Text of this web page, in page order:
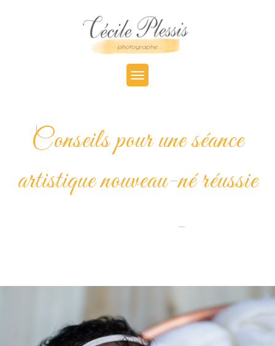
Conseils pour une séance
artistique nouveau-né réussie